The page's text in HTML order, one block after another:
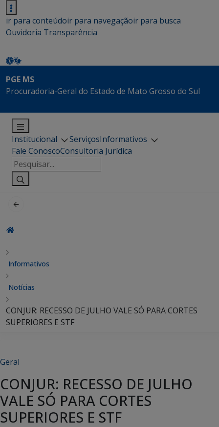
ir para conteúdoir para navegaçãoir para busca
Ouvidoria Transparência
PGE MS
Procuradoria-Geral do Estado de Mato Grosso do Sul
Institucional ServiçosInformativos
Fale ConoscoConsultoria Jurídica
Pesquisar
por:
Informativos
Notícias
CONJUR: RECESSO DE JULHO VALE SÓ PARA CORTES
SUPERIORES E STF
Geral
CONJUR: RECESSO DE JULHO
VALE SÓ PARA CORTES
SUPERIORES E STF